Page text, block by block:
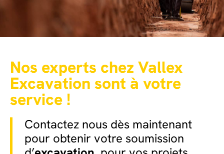
Nos experts chez Vallex
Excavation sont à votre
service !
Contactez nous dès maintenant
pour obtenir votre soumission